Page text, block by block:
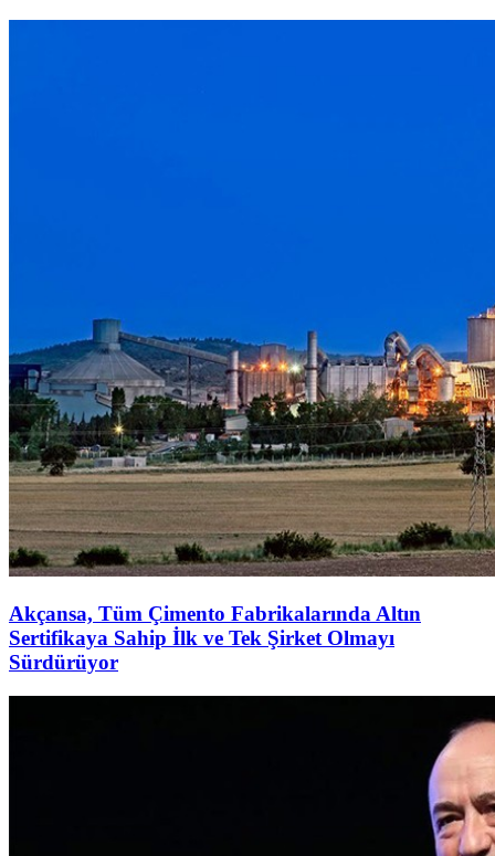
Akçansa, Tüm Çimento Fabrikalarında Altın
Sertifikaya Sahip İlk ve Tek Şirket Olmayı
Sürdürüyor